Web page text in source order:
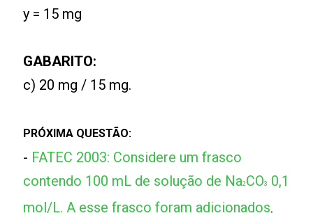
y = 15 mg
GABARITO:
c) 20 mg / 15 mg.
PRÓXIMA QUESTÃO:
- FATEC 2003: Considere um frasco
contendo 100 mL de solução de Na2CO3
0,1
mol/L. A esse frasco foram adicionados,